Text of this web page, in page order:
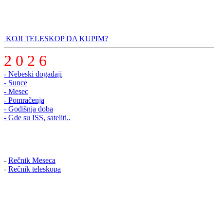
KOJI TELESKOP DA KUPIM?
2 0 2 6
- Nebeski događaji
- Sunce
- Mesec
- Pomračenja
- Godišnja doba
- Gde su ISS, sateliti..
- Rečnik Meseca
- Rečnik teleskopa